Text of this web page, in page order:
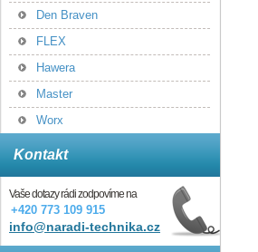
Den Braven
FLEX
Hawera
Master
Worx
Kontakt
Vaše dotazy rádi zodpovíme na
+420 773 109 915
info@naradi-technika.cz